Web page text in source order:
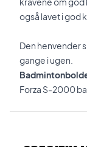
også lavet i god
Den henvender
gange i ugen.
Forza S-2000